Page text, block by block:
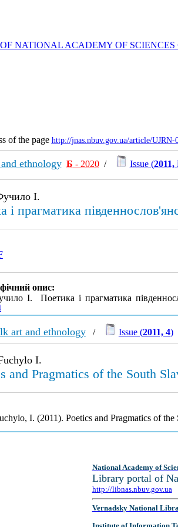
NATIONAL ACADEMY OF
of the page http://jnas.nbuv.gov.ua/article/UJRN-
ethnology Б - 2020/ Issue (
І.
і прагматика
опис:
І. Поетика і прагматика
art and ethnology/ Issue (2011, 4)
I.
and Pragmatics of the South
I. (2011). Poetics and Pragmatics of the
National Academy of
Library portal of
http://libnas.nbuv.gov.ua
Vernadsky National